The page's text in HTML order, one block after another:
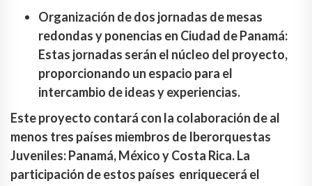
Organización de dos jornadas de mesas
redondas y ponencias en Ciudad de Panamá:
Estas jornadas serán el núcleo del proyecto,
proporcionando un espacio para el
intercambio de ideas y experiencias.
Este proyecto contará con la colaboración de al
menos tres países miembros de Iberorquestas
Juveniles: Panamá, México y Costa Rica. La
participación de estos países enriquecerá el